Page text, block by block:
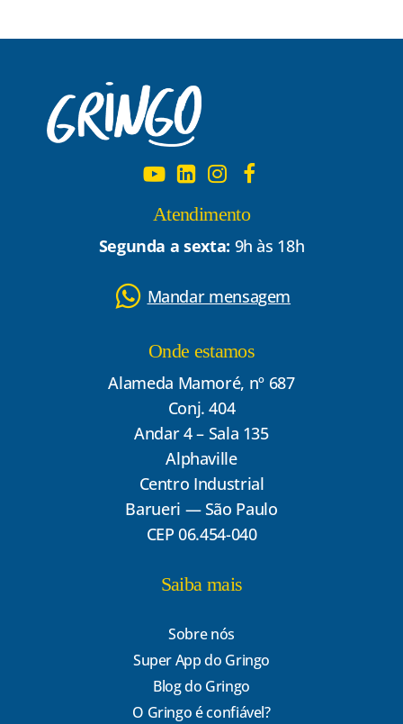
Atendimento
Segunda a sexta: 9h às 18h
Mandar mensagem
Onde estamos
Alameda Mamoré, nº 687
Conj. 404
Andar 4 – Sala 135
Alphaville
Centro Industrial
Barueri — São Paulo
CEP 06.454-040
Saiba mais
Sobre nós
Super App do Gringo
Blog do Gringo
O Gringo é confiável?